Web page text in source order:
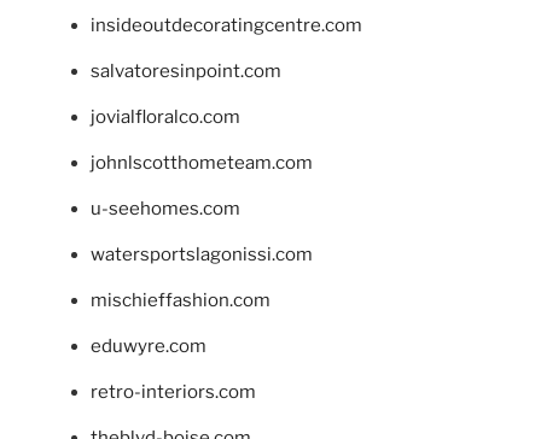
insideoutdecoratingcentre.com
salvatoresinpoint.com
jovialfloralco.com
johnlscotthometeam.com
u-seehomes.com
watersportslagonissi.com
mischieffashion.com
eduwyre.com
retro-interiors.com